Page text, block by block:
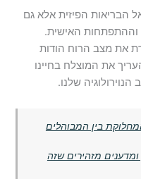
הבריאות הפיזית אלא גם
האישית.
את מצב הרוח הודות
את המוצלח בחיינו
שלנו.
בין המבוהלים
מזהירים שזה